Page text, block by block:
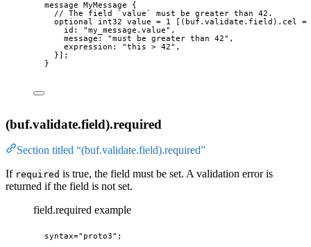
message MyMessage {
// The field `value` must be greater than 42.
optional
int32 value = 1 (buf.validate.field).cel
=
id : "my_message.value" ,
message : "must be greater than 42" ,
expression : "this > 42" ,
}];
}
(buf.validate.field).required
Section titled “(buf.validate.field).required”
If required is true, the field must be set. A validation error is
returned if the field is not set.
field.required example
syntax="proto3" ;